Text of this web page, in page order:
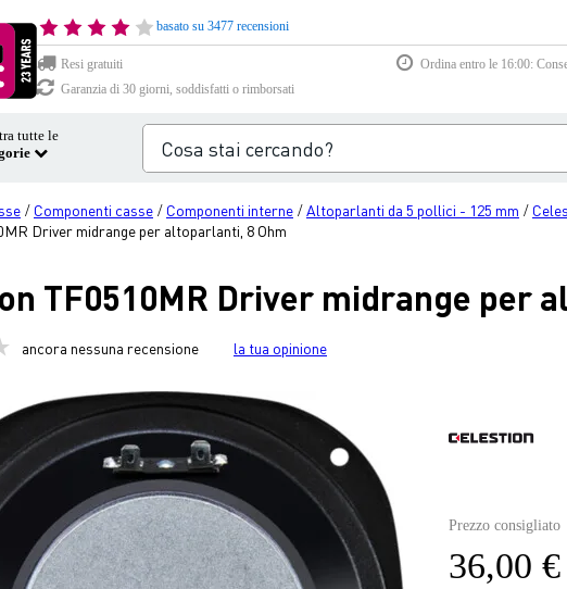
basato su 3477 recensioni
Resi gratuiti
Ordina entro le 16:00:
Garanzia di 30 giorni, soddisfatti o rimborsati
tutte le
/ Componenti casse / Componenti interne /Altoparlanti da 5 pollici - 125 mm /
Driver midrange per altoparlanti, 8 Ohm
TF0510MR Driver midrange per
ancora nessuna recensione la tua opinione
Prezzo consigliato
36,00 €